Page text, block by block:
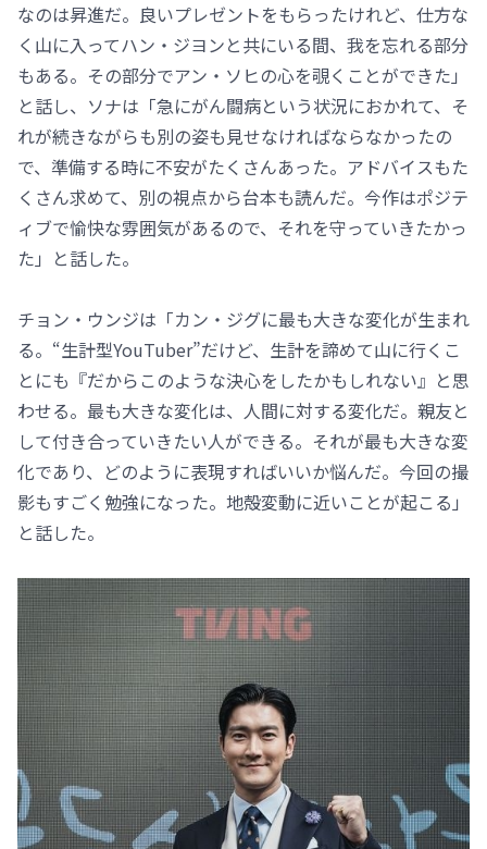
なのは昇進だ。良いプレゼントをもらったけれど、仕方な
く山に入ってハン・ジヨンと共にいる間、我を忘れる部分
もある。その部分でアン・ソヒの心を覗くことができた」
と話し、ソナは「急にがん闘病という状況におかれて、そ
れが続きながらも別の姿も見せなければならなかったの
で、準備する時に不安がたくさんあった。アドバイスもた
くさん求めて、別の視点から台本も読んだ。今作はポジテ
ィブで愉快な雰囲気があるので、それを守っていきたかっ
た」と話した。
チョン・ウンジは「カン・ジグに最も大きな変化が生まれ
る。“生計型YouTuber”だけど、生計を諦めて山に行くこ
とにも『だからこのような決心をしたかもしれない』と思
わせる。最も大きな変化は、人間に対する変化だ。親友と
して付き合っていきたい人ができる。それが最も大きな変
化であり、どのように表現すればいいか悩んだ。今回の撮
影もすごく勉強になった。地殻変動に近いことが起こる」
と話した。